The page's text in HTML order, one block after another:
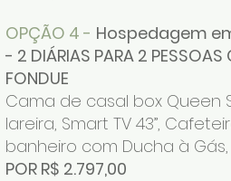
OPÇÃO 4 - Hospedagem
- 2 DIÁRIAS PARA 2
FONDUE
Cama de casal box Queen
lareira, Smart TV 43”,
banheiro com Ducha à
POR R$ 2.797,00